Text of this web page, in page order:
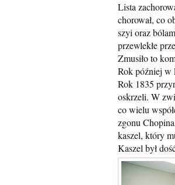
Lista
chorował, co
szyi oraz
przewlekłe
Zmusiło to
Rok później w
Rok 1835
oskrzeli. W
co wielu
zgonu
kaszel, który
Kaszel był